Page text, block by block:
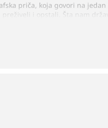
priča, koja govori na
i opstali. Šta nam
kada se duša
i da odemo kući nakon